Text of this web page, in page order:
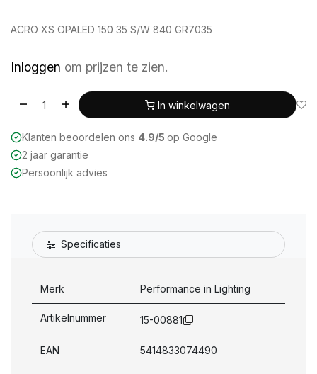
ACRO XS OPALED 150 35 S/W 840 GR7035
Inloggen om prijzen te zien.
In winkelwagen
Klanten beoordelen ons 4.9/5 op Google
2 jaar garantie
Persoonlijk advies
Specificaties
Merk Performance in Lighting
Artikelnummer 15-00881
EAN 5414833074490